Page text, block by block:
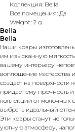
Коллекция: Bella
Все помещения: Да
Weight: 2 g
Bella
Bella
Наши ковры
им изысканную мягкость
вашему интерьеру
воплощение мастерства
создает на поверхности
придает ему прочность
коллекции от молочных
выбрать идеальный
Эти ковры станут не
уютную атмосферу,